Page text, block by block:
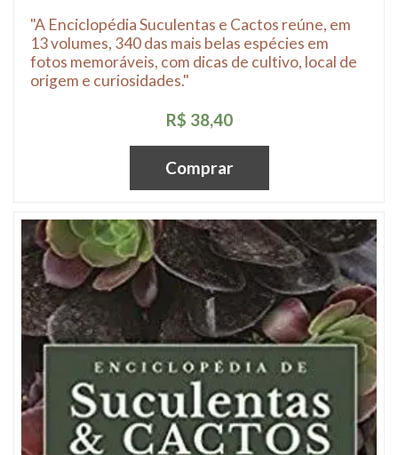
"A Enciclopédia Suculentas e Cactos reúne, em
13 volumes, 340 das mais belas espécies em
fotos memoráveis, com dicas de cultivo, local de
origem e curiosidades."
R$ 38,40
Comprar